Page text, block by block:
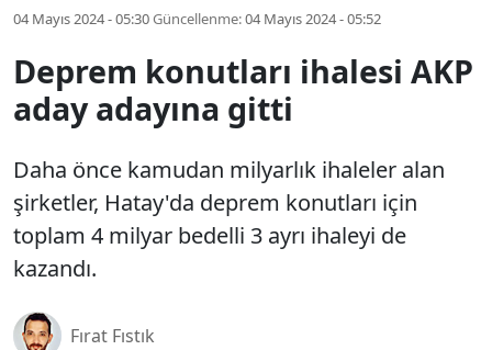
04 Mayıs 2024 - 05:30Güncellenme:04 Mayıs 2024 - 05:52
Deprem konutları ihalesi AKP
aday adayına gitti
Daha önce kamudan milyarlık ihaleler alan
şirketler, Hatay'da deprem konutları için
toplam 4 milyar bedelli 3 ayrı ihaleyi de
kazandı.
Fırat Fıstık